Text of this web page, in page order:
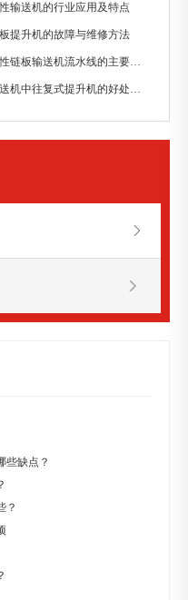
输送机的行业应用及特点
提升机的故障与维修方法
柔性链板输送机流水线的主要特点
输送机中往复式提升机的好处有哪些？
些缺点？
？